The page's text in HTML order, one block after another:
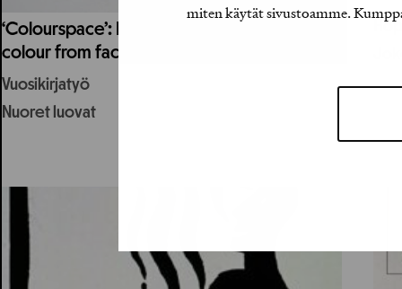
miten käytät sivustoamme.
‘Colourspace’: Book on the narrativity in
colour from facades to graphic space
Vuosikirjatyö
Nuoret luovat